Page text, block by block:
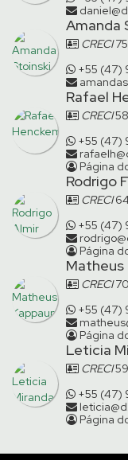
Amanda
CRECI
+55
Rafael
CRECI
+55 (47)
Página
Rodrigo
CRECI
+55 (47)
Página
Matheus
CRECI
+55 (47)
Página
Leticia
CRECI
+55 (47)
Página